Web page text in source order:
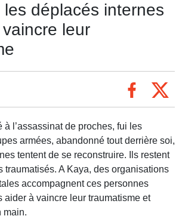
les déplacés internes
leur
à l’assassinat de proches, fui les
armées, abandonné tout derrière soi,
tentent de se reconstruire. Ils restent
traumatisés. A Kaya, des organisations
accompagnent ces personnes
aider à vaincre leur traumatisme et
main.